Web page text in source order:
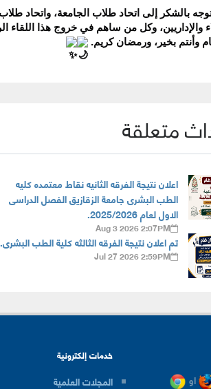
بالشكر إلى اتحاد طلاب الجامعة، واتحاد
والإداريين، وكل من ساهم في خروج هذا
وأنتم بخير، ورمضان كريم.
متعلقة
اعلان نتيجة الفرقه الثانيه نقاط معتمده كليه
الطب البشرى جامعة الزقازيق الفصل الدراسى
الاول لعام 2025/2026.
Aug 3 2026 2:07PM
تم اعلان نتيجة الفرقه الثالثه كلية الطب البشرى.
Jul 27 2026 2:59PM
خدمات إلكترونية
المجلات العلمية
او